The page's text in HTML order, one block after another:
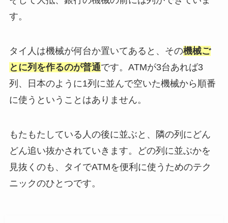
す。
タイ人は機械が何台か置いてあると、その機械ご
とに列を作るのが普通です。ATMが3台あれば3
列、日本のように1列に並んで空いた機械から順番
に使うということはありません。
もたもたしている人の後に並ぶと、隣の列にどん
どん追い抜かされていきます。どの列に並ぶかを
見抜くのも、タイでATMを便利に使うためのテク
ニックのひとつです。